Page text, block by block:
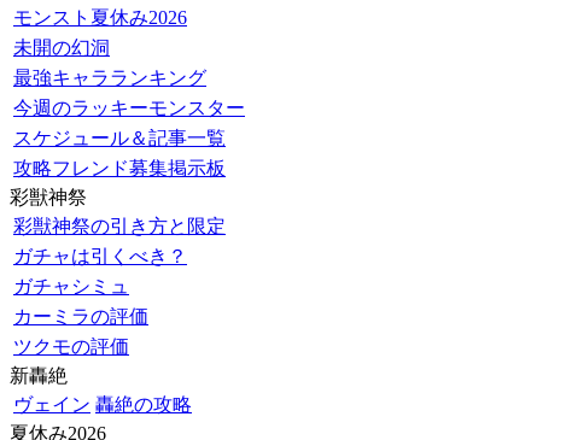
モンスト夏休み2026
未開の幻洞
最強キャラランキング
今週のラッキーモンスター
スケジュール＆記事一覧
攻略フレンド募集掲示板
彩獣神祭
彩獣神祭の引き方と限定
ガチャは引くべき？
ガチャシミュ
カーミラの評価
ツクモの評価
新轟絶
ヴェイン 轟絶の攻略
夏休み2026